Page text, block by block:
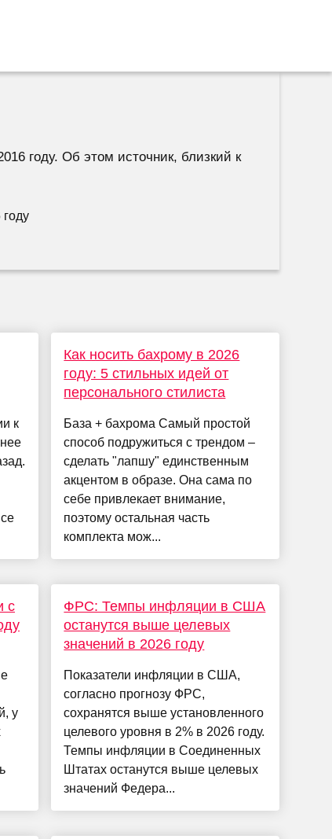
году. Об этом источник, близкий к
к
с
у
Как носить бахрому в 2026
году: 5 стильных идей от
персонального стилиста
База + бахрома Самый простой
способ подружиться с трендом –
сделать "лапшу" единственным
акцентом в образе. Она сама по
себе привлекает внимание,
поэтому остальная часть
комплекта мож...
ФРС: Темпы инфляции в США
останутся выше целевых
значений в 2026 году
Показатели инфляции в США,
согласно прогнозу ФРС,
сохранятся выше установленного
целевого уровня в 2% в 2026 году.
Темпы инфляции в Соединенных
Штатах останутся выше целевых
значений Федера...